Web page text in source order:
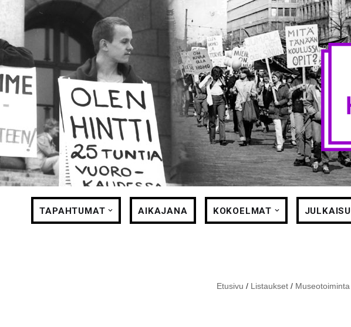
Siirry
suoraan
sisältöön
TAPAHTUMAT AIKAJANA KOKOELMAT
Etusivu / Listaukset/